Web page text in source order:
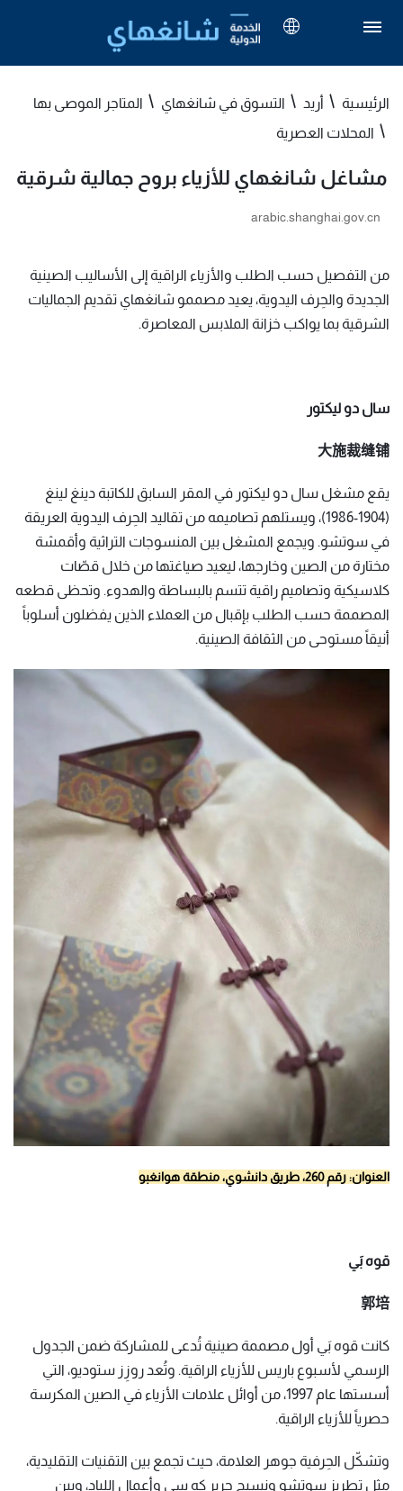
الرئيسية أريد التسوق في شانغهاي
المتاجر الموصى بها
المحلات العصرية
مشاغل شانغهاي للأزياء بروح جمالية شرقية
arabic.shanghai.gov.cn
من التفصيل حسب الطلب والأزياء الراقية إلى الأساليب الصينية
الجديدة والحِرف اليدوية، يعيد مصممو شانغهاي تقديم الجماليات
الشرقية بما يواكب خزانة الملابس المعاصرة.
سال دو ليكتور
大施裁缝铺
يقع مشغل سال دو ليكتور في المقر السابق للكاتبة دينغ لينغ
(1904-1986)، ويستلهم تصاميمه من تقاليد الحِرف اليدوية العريقة
في سوتشو. ويجمع المشغل بين المنسوجات التراثية وأقمشة
مختارة من الصين وخارجها، ليعيد صياغتها من خلال قصّات
كلاسيكية وتصاميم راقية تتسم بالبساطة والهدوء. وتحظى قطعه
المصممة حسب الطلب بإقبال من العملاء الذين يفضلون أسلوباً
أنيقاً مستوحى من الثقافة الصينية.
العنوان: رقم 260، طريق دانشوي، منطقة هوانغبو
قوه بَي
郭培
كانت قوه بَي أول مصممة صينية تُدعى للمشاركة ضمن الجدول
الرسمي لأسبوع باريس للأزياء الراقية. وتُعد روزِز ستوديو، التي
أسستها عام 1997، من أوائل علامات الأزياء في الصين المكرسة
حصرياً للأزياء الراقية.
وتشكّل الحِرفية جوهر العلامة، حيث تجمع بين التقنيات التقليدية،
مثل تطريز سوتشو ونسيج حرير كِه سي وأعمال اللباد، وبين